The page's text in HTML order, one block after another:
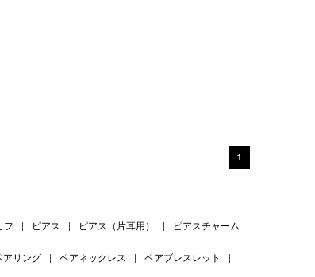
1
フ ピアス ピアス（片耳用） ピアスチャーム
アリング ペアネックレス ペアブレスレット